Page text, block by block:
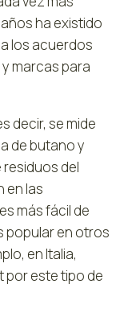
ha existido
los acuerdos
marcas para
decir, se mide
de butano y
del
en las
más fácil de
popular en otros
en Italia,
por este tipo de